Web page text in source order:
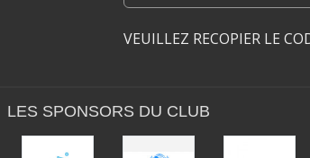
VEUILLEZ RECOPIER LE
LES SPONSORS DU CLUB